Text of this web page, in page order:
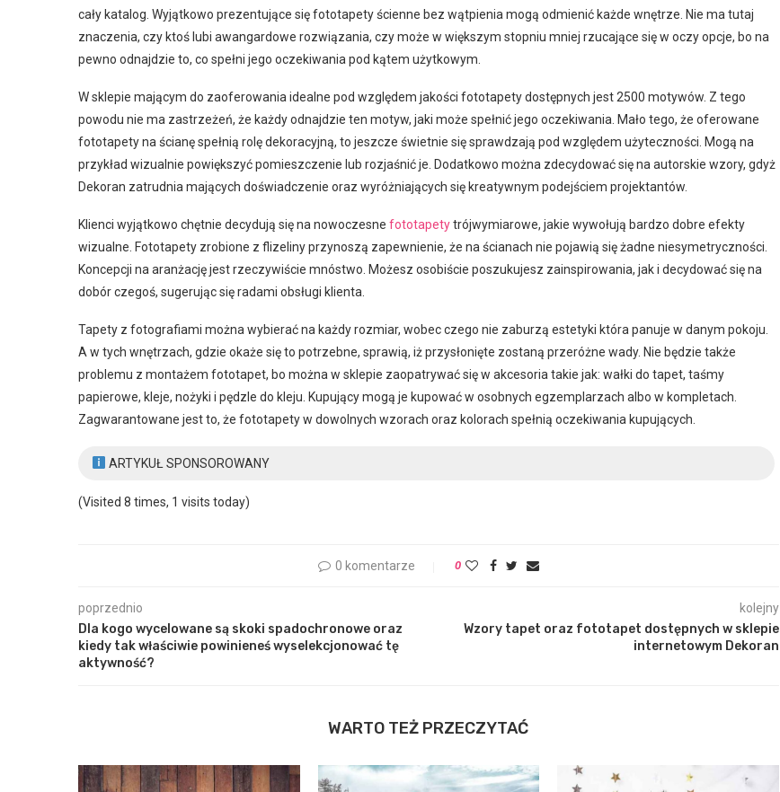
cały katalog. Wyjątkowo prezentujące się fototapety ścienne bez wątpienia mogą odmienić każde wnętrze. Nie ma tutaj
znaczenia, czy ktoś lubi awangardowe rozwiązania, czy może w większym stopniu mniej rzucające się w oczy opcje, bo na
pewno odnajdzie to, co spełni jego oczekiwania pod kątem użytkowym.
W sklepie mającym do zaoferowania idealne pod względem jakości fototapety dostępnych jest 2500 motywów. Z tego
powodu nie ma zastrzeżeń, że każdy odnajdzie ten motyw, jaki może spełnić jego oczekiwania. Mało tego, że oferowane
fototapety na ścianę spełnią rolę dekoracyjną, to jeszcze świetnie się sprawdzają pod względem użyteczności. Mogą na
przykład wizualnie powiększyć pomieszczenie lub rozjaśnić je. Dodatkowo można zdecydować się na autorskie wzory, gdyż
Dekoran zatrudnia mających doświadczenie oraz wyróżniających się kreatywnym podejściem projektantów.
Klienci wyjątkowo chętnie decydują się na nowoczesne fototapetytrójwymiarowe, jakie wywołują bardzo dobre efekty
wizualne. Fototapety zrobione z flizeliny przynoszą zapewnienie, że na ścianach nie pojawią się żadne niesymetryczności.
Koncepcji na aranżację jest rzeczywiście mnóstwo. Możesz osobiście poszukujesz zainspirowania, jak i decydować się na
dobór czegoś, sugerując się radami obsługi klienta.
Tapety z fotografiami można wybierać na każdy rozmiar, wobec czego nie zaburzą estetyki która panuje w danym pokoju.
A w tych wnętrzach, gdzie okaże się to potrzebne, sprawią, iż przysłonięte zostaną przeróżne wady. Nie będzie także
problemu z montażem fototapet, bo można w sklepie zaopatrywać się w akcesoria takie jak: wałki do tapet, taśmy
papierowe, kleje, nożyki i pędzle do kleju. Kupujący mogą je kupować w osobnych egzemplarzach albo w kompletach.
Zagwarantowane jest to, że fototapety w dowolnych wzorach oraz kolorach spełnią oczekiwania kupujących.
ARTYKUŁ SPONSOROWANY
(Visited 8 times, 1 visits today)
0 komentarze 0
poprzednio
Dla kogo wycelowane są skoki spadochronowe oraz
kiedy tak właściwie powinieneś wyselekcjonować tę
aktywność?
kolejny
Wzory tapet oraz fototapet dostępnych w sklepie
internetowym Dekoran
WARTO TEŻ PRZECZYTAĆ